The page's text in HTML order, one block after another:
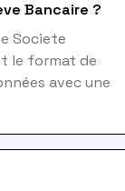
Bancaire ?
Societe
le format de
avec une